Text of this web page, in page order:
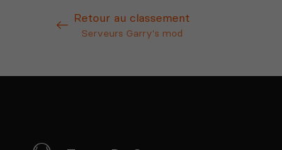
Retour au classement
Serveurs Garry's mod